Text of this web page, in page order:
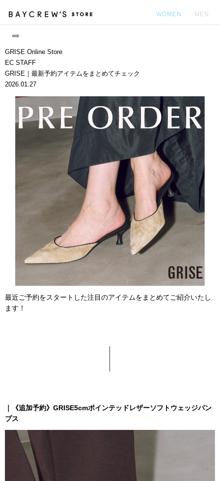
WOMEN MEN
GRISE Online Store
EC STAFF
GRISE｜最新予約アイテムをまとめてチェック
2026.01.27
最近ご予約をスタートした注目のアイテムをまとめてご紹介いたし
ます！
《追加予約》GRISE5cmポインテッドレザーソフトウェッジパン
プス